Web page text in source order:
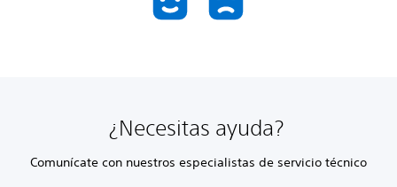
¿Necesitas ayuda?
Comunícate con nuestros especialistas de servicio técnico